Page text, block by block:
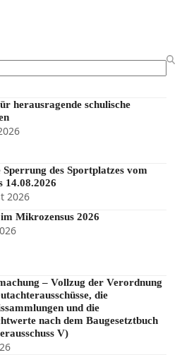
herausragende schulische
Sperrung des Sportplatzes vom
14.08.2026
2026
Mikrozensus 2026
– Vollzug der Verordnung
die
und die
nach dem Baugesetztbuch
V)